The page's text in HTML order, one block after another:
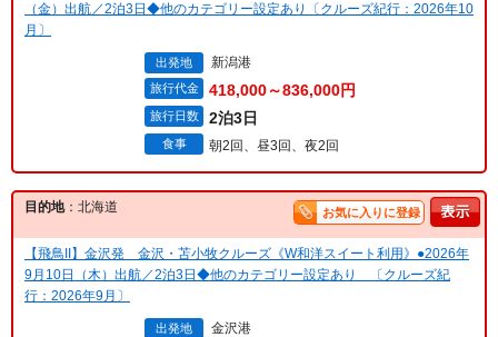
（金）出航／2泊3日◆他のカテゴリー設定あり〔クルーズ紀行：2026年10
月〕
出発地 新潟港
旅行代金 418,000～836,000円
旅行日数 2泊3日
食事 朝2回、昼3回、夜2回
目的地：北海道 お気に入りに登録
【飛鳥II】金沢発 金沢・苫小牧クルーズ《W和洋スイート利用》●2026年
9月10日（木）出航／2泊3日◆他のカテゴリー設定あり 〔クルーズ紀
行：2026年9月〕
出発地 金沢港